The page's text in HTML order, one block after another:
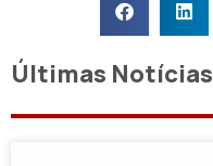
Últimas Notícias